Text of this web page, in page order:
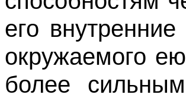
его
окружаемого
более